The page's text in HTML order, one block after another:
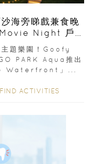
海旁睇戲兼食晚
Night 戶
主題樂園！Goofy
PARK Aqua推出
Waterfront」...
FIND ACTIVITIES